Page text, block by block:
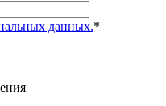
данных.*